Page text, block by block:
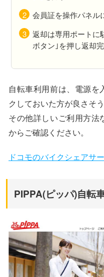
会員証を操作パネル
返却は専用ポートに
ボタン｣を押し返却
自転車利用前は、電源を
クしておいた方が良さそう
その他詳しいご利用方法
からご確認ください。
ドコモのバイクシェアサ
PIPPA(ピッパ)自転